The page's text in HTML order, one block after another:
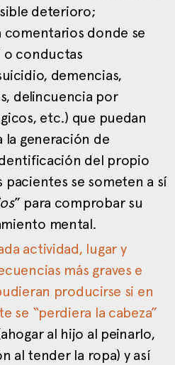
deterioro;
comentarios donde se
o conductas
demencias,
delincuencia por
etc.) que puedan
la generación de
del propio
se someten a sí
” para comprobar su
mental.
actividad, lugar y
más graves e
producirse si en
se “perdiera la cabeza”
al hijo al peinarlo,
al tender la ropa) y así